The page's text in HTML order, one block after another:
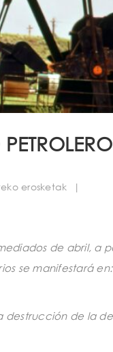
erosketak |
de abril, a
se manifestará en:
destrucción de la